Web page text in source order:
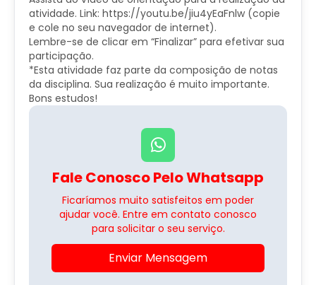
atividade. Link: https://youtu.be/jiu4yEaFnlw (copie
e cole no seu navegador de internet).
Lembre-se de clicar em “Finalizar” para efetivar sua
participação.
*Esta atividade faz parte da composição de notas
da disciplina. Sua realização é muito importante.
Bons estudos!
Fale Conosco Pelo Whatsapp
Ficaríamos muito satisfeitos em poder
ajudar você. Entre em contato conosco
para solicitar o seu serviço.
Enviar Mensagem